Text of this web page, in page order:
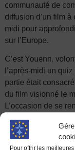
Pour offrir les
communauté de
diffusion d’un film
midi pour
sur l’Europe.
C’est Youenn,
l’après-midi un
partie était
du film visionné le
L’occasion de se
le film. Elle reste
plus connues